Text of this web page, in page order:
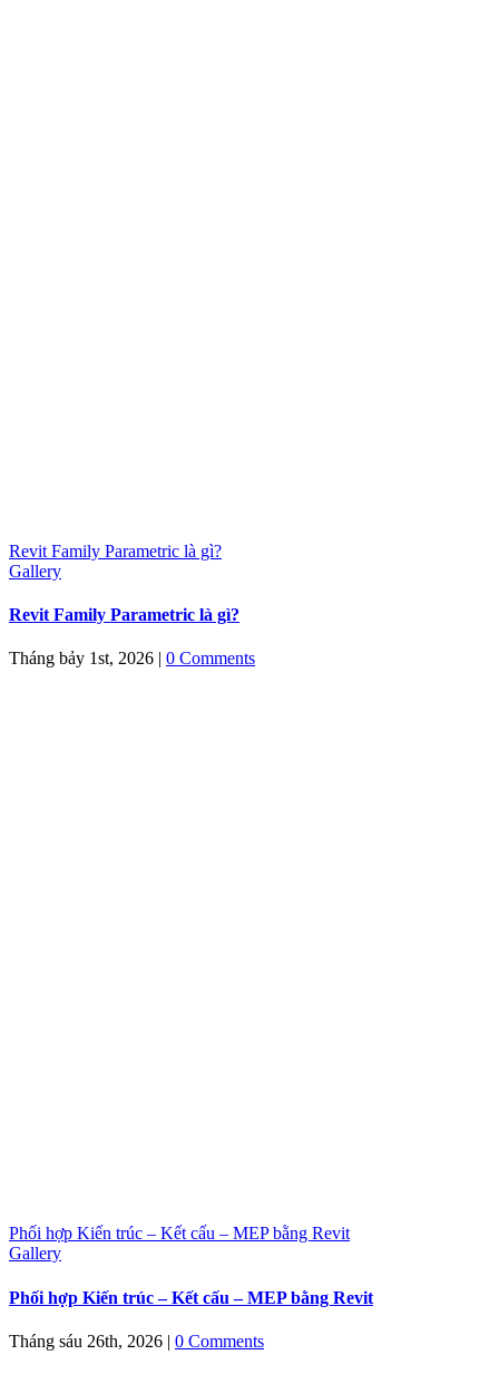
Revit Family Parametric là gì?
Gallery
Revit Family Parametric là gì?
Tháng bảy 1st, 2026 | 0 Comments
Phối hợp Kiến trúc – Kết cấu – MEP bằng Revit
Gallery
Phối hợp Kiến trúc – Kết cấu – MEP bằng Revit
Tháng sáu 26th, 2026 | 0 Comments